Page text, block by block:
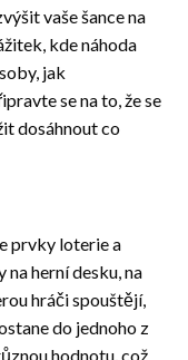
vaše šance na
kde náhoda
jak
se na to, že se
dosáhnout co
prvky loterie a
herní desku, na
hráči spouštějí,
do jednoho z
hodnotu, což